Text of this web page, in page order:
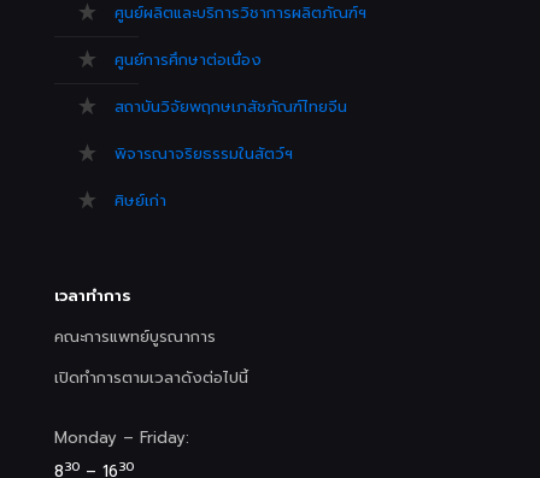
ศูนย์ผลิตและบริการวิชาการผลิตภัณฑ์ฯ
ศูนย์การศึกษาต่อเนื่อง
สถาบันวิจัยพฤกษเภสัชภัณฑ์ไทยจีน
พิจารณาจริยธรรมในสัตว์ฯ
ศิษย์เก่า
เวลาทำการ
คณะการแพทย์บูรณาการ
เปิดทำการตามเวลาดังต่อไปนี้
Monday – Friday:
830 – 1630